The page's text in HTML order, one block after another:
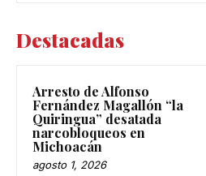
Destacadas
Arresto de Alfonso
Fernández Magallón “la
Quiringua” desatada
narcobloqueos en
Michoacán
agosto 1, 2026